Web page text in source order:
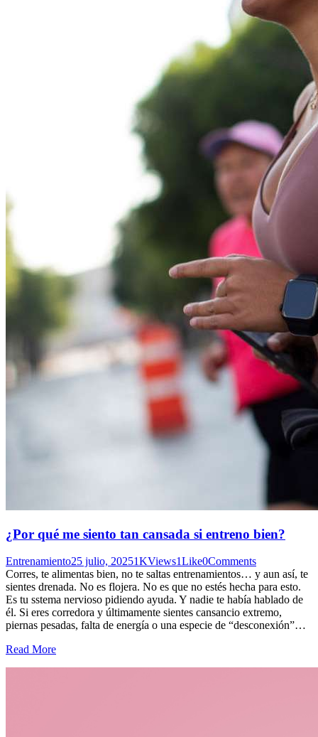
¿Por qué me siento tan cansada si entreno bien?
Entrenamiento25 julio, 20251KViews1Like0Comments
Corres, te alimentas bien, no te saltas entrenamientos… y aun así, te
sientes drenada. No es flojera. No es que no estés hecha para esto.
Es tu sstema nervioso pidiendo ayuda. Y nadie te había hablado de
él. Si eres corredora y últimamente sientes cansancio extremo,
piernas pesadas, falta de energía o una especie de “desconexión”…
Read More